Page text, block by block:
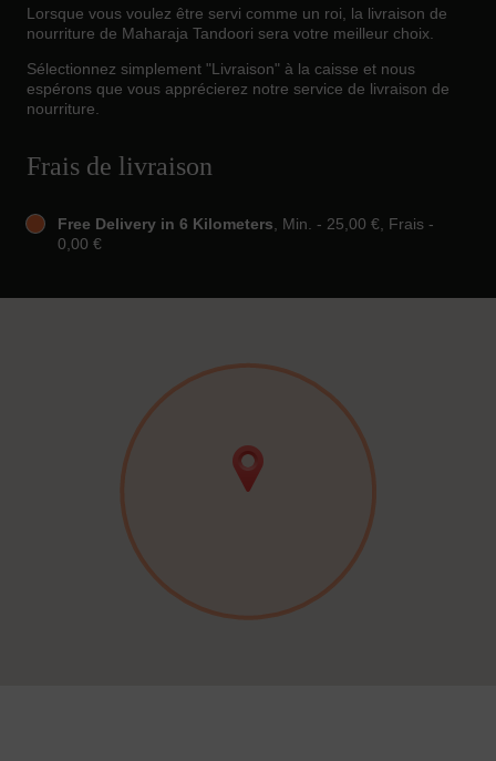
Lorsque vous voulez être servi comme un roi, la livraison de
nourriture de Maharaja Tandoori sera votre meilleur choix.
Sélectionnez simplement "Livraison" à la caisse et nous
espérons que vous apprécierez notre service de livraison de
nourriture.
Frais de livraison
Free Delivery in 6 Kilometers, Min. - 25,00 €, Frais -
0,00 €